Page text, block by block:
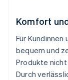
Komfort
Für
bequem und
Produkte
Durch